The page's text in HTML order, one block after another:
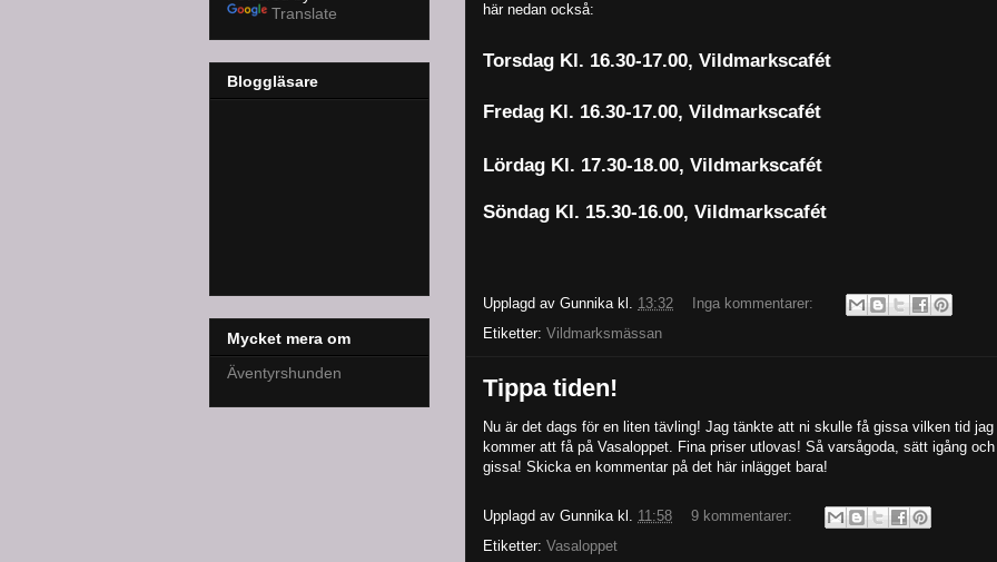
här nedan också:
Torsdag Kl. 16.30-17.00, Vildmarkscafét
Fredag Kl. 16.30-17.00, Vildmarkscafét
Lördag Kl. 17.30-18.00, Vildmarkscafét
Söndag Kl. 15.30-16.00, Vildmarkscafét
Upplagd av Gunnika kl. 13:32
Inga kommentarer:
Etiketter: Vildmarksmässan
Tippa tiden!
Nu är det dags för en liten tävling! Jag tänkte att ni skulle få gissa vilken tid jag
kommer att få på Vasaloppet. Fina priser utlovas! Så varsågoda, sätt igång och
gissa! Skicka en kommentar på det här inlägget bara!
Upplagd av Gunnika kl. 11:58
9 kommentarer:
Etiketter: Vasaloppet
Translate
Bloggläsare
Mycket mera om
Äventyrshunden